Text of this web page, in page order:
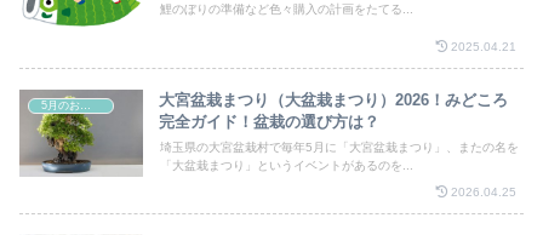
鯉のぼりの準備など色々購入の計画をたてる...
2025.04.21
5月のお祭り
大宮盆栽まつり（大盆栽まつり）2026！みどころ
完全ガイド！盆栽の選び方は？
埼玉県の大宮盆栽村で毎年5月に「大宮盆栽まつり」、またの名を
「大盆栽まつり」というイベントがあるのを...
2026.04.25